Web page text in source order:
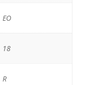
EO
18
R